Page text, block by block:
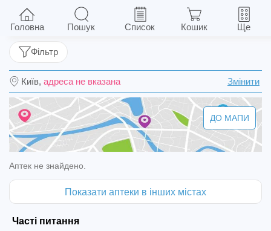
Лівостор табл. в/о 10 мг №30 (10х3)
Київ, адреса не вказана Змінити
Фільтр
ДО МАПИ
Аптек не знайдено.
Показати аптеки в інших містах
Часті питання
Головна Пошук Список Кошик Ще